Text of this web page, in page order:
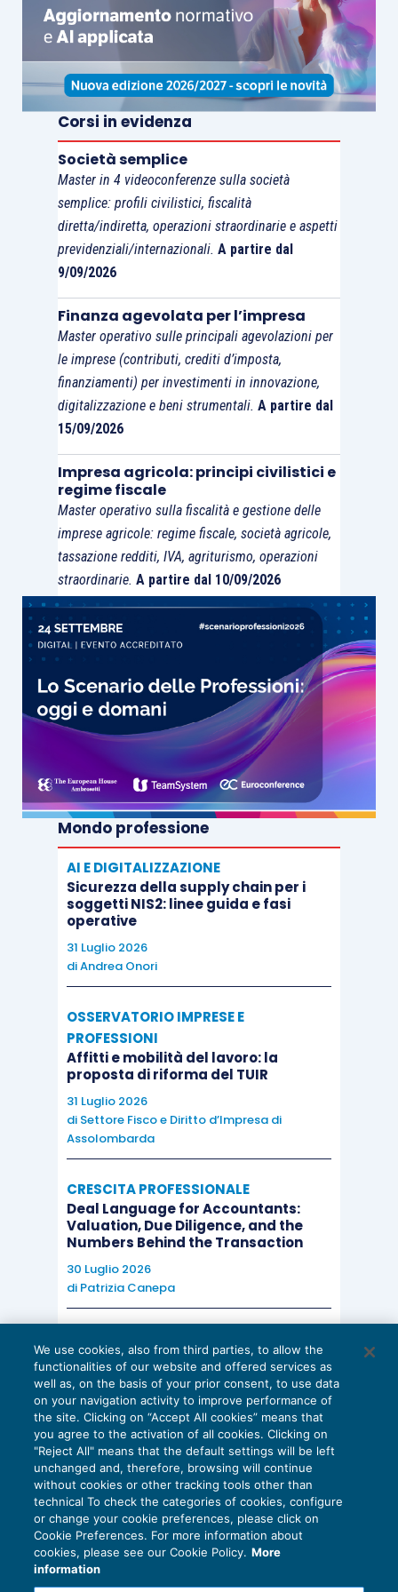
Corsi in evidenza
Società semplice
Master in 4 videoconferenze sulla società
semplice: profili civilistici, fiscalità
diretta/indiretta, operazioni straordinarie e aspetti
previdenziali/internazionali. A partire dal
9/09/2026
Finanza agevolata per l’impresa
Master operativo sulle principali agevolazioni per
le imprese (contributi, crediti d’imposta,
finanziamenti) per investimenti in innovazione,
digitalizzazione e beni strumentali. A partire dal
15/09/2026
Impresa agricola: principi civilistici e
regime fiscale
Master operativo sulla fiscalità e gestione delle
imprese agricole: regime fiscale, società agricole,
tassazione redditi, IVA, agriturismo, operazioni
straordinarie. A partire dal 10/09/2026
Mondo professione
AI E DIGITALIZZAZIONE
Sicurezza della supply chain per i
soggetti NIS2: linee guida e fasi
operative
31 Luglio 2026
diAndrea Onori
OSSERVATORIO IMPRESE E
PROFESSIONI
Affitti e mobilità del lavoro: la
proposta di riforma del TUIR
31 Luglio 2026
di Settore Fisco e Diritto d’Impresa di
Assolombarda
CRESCITA PROFESSIONALE
Deal Language for Accountants:
Valuation, Due Diligence, and the
Numbers Behind the Transaction
30 Luglio 2026
di Patrizia Canepa
EU AI Act e studi professionali: le
scadenze concrete
27 Luglio 2026
di Diego BarberieStefano Dovier
Privacy Policy
Cookie Policy
We use cookies, also from third parties, to allow the
functionalities of our website and offered services as
well as, on the basis of your prior consent, to use data
on your navigation activity to improve performance of
the site. Clicking on “Accept All cookies” means that
you agree to the activation of all cookies. Clicking on
"Reject All" means that the default settings will be left
unchanged and, therefore, browsing will continue
without cookies or other tracking tools other than
technical To check the categories of cookies, configure
or change your cookie preferences, please click on
Cookie Preferences. For more information about
cookies, please see our Cookie Policy. More
information